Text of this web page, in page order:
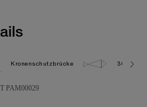
Kronenschutzbrücke 30.0 bar